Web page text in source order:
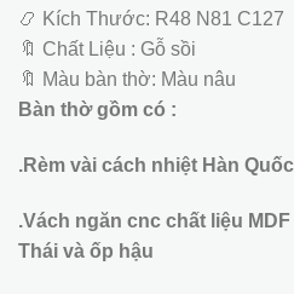
📿 Kích Thước: R48 N81 C127
🔖 Chất Liệu : Gỗ sồi
🔖 Màu bàn thờ: Màu nâu
Bàn thờ gồm có :
.Rèm vài cách nhiệt Hàn Quốc
.Vách ngăn cnc chất liệu
Thái và ốp hậu